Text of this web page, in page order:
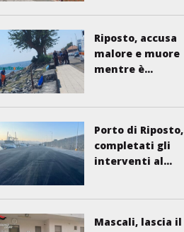
Riposto, accusa
malore e muore
mentre è...
Porto di Riposto,
completati gli
interventi al...
Mascali, lascia il